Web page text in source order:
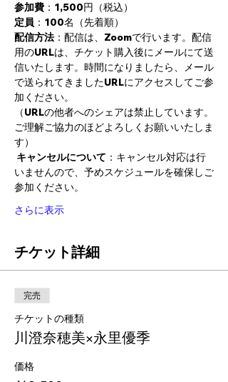
参加費 ：1,500円（税込）
定員 ：100名（先着順）
配信方法 ：配信は、Zoomで行います。配信
用のURLは、チケット購入後にメールにて送
信いたします。時間になりましたら、メール
で送られてきましたURLにアクセスしてご参
加ください。
（URLの他者へのシェアは禁止しています。
ご理解ご協力のほどよろしくお願いいたしま
す）
キャンセルについて ：キャンセル対応は行
いませんので、予めスケジュールを確保しご
参加ください。
さらに表示
チケット詳細
完売
チケットの種類
川澄奈穂美×永里優季
価格